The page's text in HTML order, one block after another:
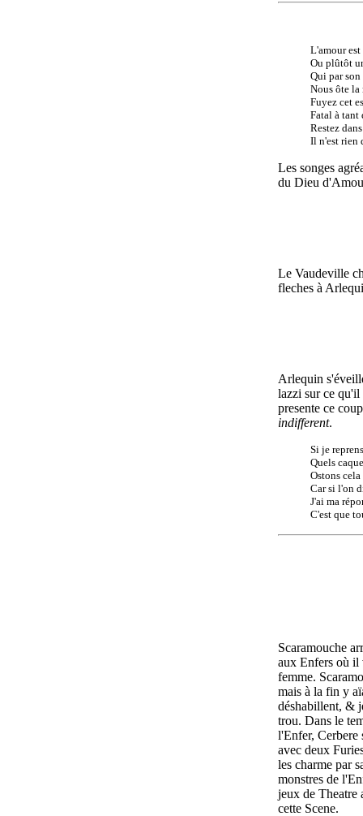
L'amour est
Ou plûtôt
Qui par
Nous ôte la
Fuyez cet
Fatal à tant
Restez
Il n'est rien
Les songes
du Dieu
Le Vaudeville
fleches à
Arlequin
lazzi sur ce
presente ce
indifferent.
Si je
Quels
Ostons
Car si l'on
J'ai ma
C'est que
Scaramouche
aux Enfers où il
femme.
mais à la fin y
déshabillent, &
trou. Dans le
l'Enfer, Cerbere
avec deux
les charme par
monstres de
jeux de Theatre
cette Scene.